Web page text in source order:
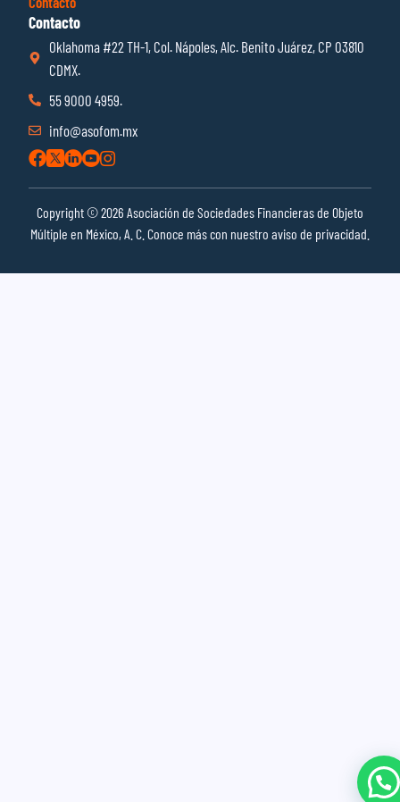
Contacto
Oklahoma #22 TH-1, Col. Nápoles, Alc. Benito Juárez, CP 03810
CDMX.
55 9000 4959.
info@asofom.mx
Copyright © 2026 Asociación de Sociedades Financieras de Objeto
Múltiple en México, A. C. Conoce más con nuestro aviso de privacidad.